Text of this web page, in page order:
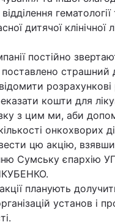
гематології
дитячої клінічної
постійно
страшний
розрахункові
кошти для
з цим ми, аби
онкохворих
цю акцію,
Сумську єпархію
планують
установ і